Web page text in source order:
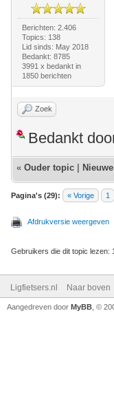
Berichten: 2.406
Topics: 138
Lid sinds: May 2018
Bedankt: 8785
3991 x bedankt in
1850 berichten
Zoek
Bedankt
« Ouder topic
Pagina's (29): « Vorige 1
Afdrukversie weergeven
Gebruikers die dit topic lezen:
Ligfietsers.nl Naar boven
Aangedreven door MyBB , ©